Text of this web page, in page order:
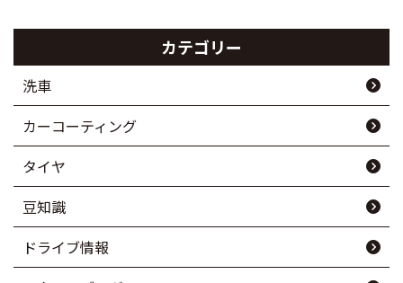
カテゴリー
洗車
カーコーティング
タイヤ
豆知識
ドライブ情報